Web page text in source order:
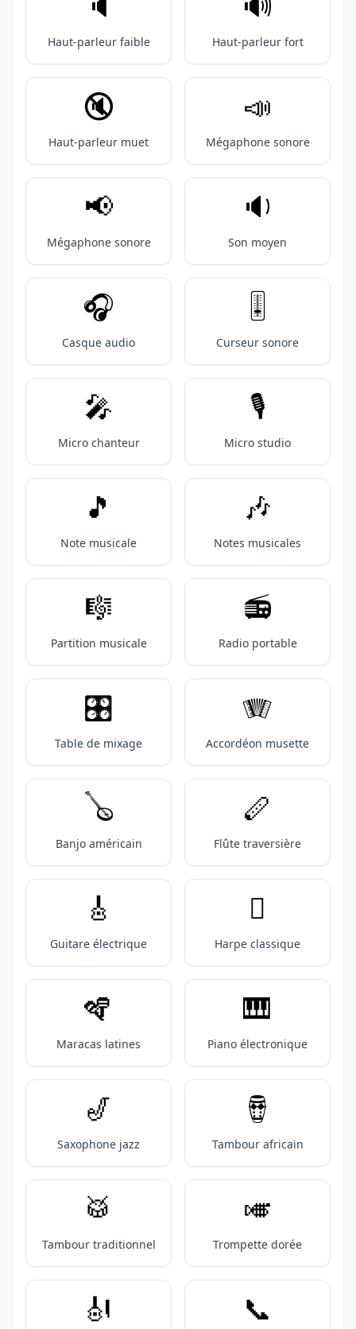
Haut-parleur faible Haut-parleur fort
🔇
Haut-parleur muet
📣
Mégaphone sonore
📢
Mégaphone sonore
🔉
Son moyen
🎧️
Casque audio
🎚️
Curseur sonore
🎤
Micro chanteur
🎙️
Micro studio
🎵
Note musicale
🎶
Notes musicales
🎼
Partition musicale
📻️
Radio portable
🎛️
Table de mixage
🪗
Accordéon musette
🪕
Banjo américain
🪈
Flûte traversière
🎸
Guitare électrique
🪉
Harpe classique
🪇
Maracas latines
🎹
Piano électronique
🎷
Saxophone jazz
🪘
Tambour africain
🥁
Tambour traditionnel
🎺
Trompette dorée
🎻 📞